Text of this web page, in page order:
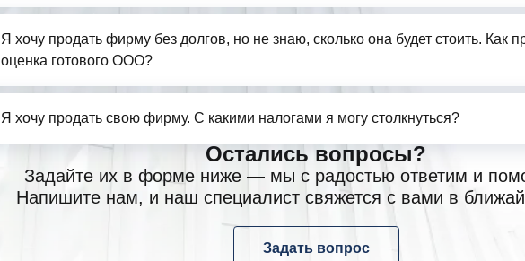
Я хочу продать фирму без долгов, но не знаю, сколько она будет стоить. Как
оценка готового ООО?
Я хочу продать свою фирму. С какими налогами я могу столкнуться?
Остались вопросы?
Задайте их в форме ниже — мы с радостью ответим и
Напишите нам, и наш специалист свяжется с вами в
Задать вопрос